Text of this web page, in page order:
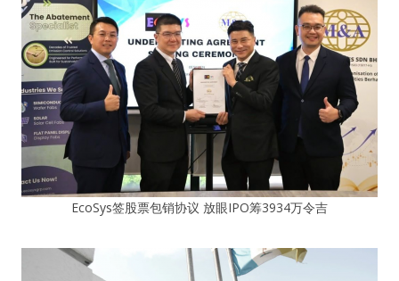
EcoSys签股票包销协议 放眼IPO筹3934万令吉